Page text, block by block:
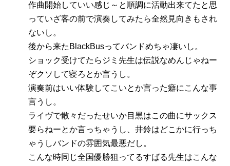
作曲開始していい感じ～と順調に活動出来てたと思
っていざ客の前で演奏してみたら全然見向きもされ
ないし。
後から来たBlackBusってバンドめちゃ凄いし。
ショック受けてたらジミ先生は伝説なめんじゃねー
ぞクソして寝ろとか言うし。
演奏前はいい体験してこいとか言った癖にこんな事
言うし。
ライヴで散々だったせいか目黒はこの曲にサックス
要らねーとか言っちゃうし、井鈴はどこかに行っち
ゃうしバンドの雰囲気最悪だし。
こんな時同じ全国優勝狙ってるすばる先生はこんな